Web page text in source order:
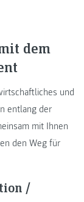
dem
und
entlang der
mit Ihnen
den Weg für
/